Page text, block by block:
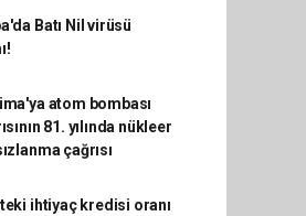
Batı Nil virüsü
atom bombası
81. yılında nükleer
çağrısı
ihtiyaç kredisi oranı